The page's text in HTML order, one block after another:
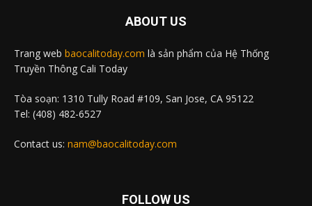
ABOUT US
Trang web baocalitoday.com là sản phẩm của Hệ Thống
Truyền Thông Cali Today
Tòa soạn: 1310 Tully Road #109, San Jose, CA 95122
Tel: (408) 482-6527
Contact us: nam@baocalitoday.com
FOLLOW US